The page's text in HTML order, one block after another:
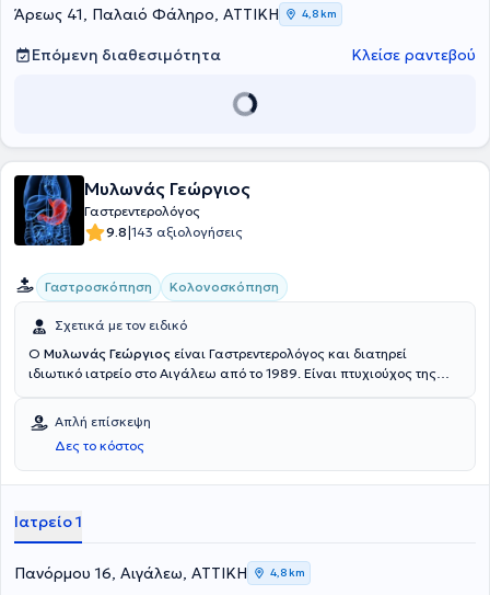
Άρεως 41, Παλαιό Φάληρο, ΑΤΤΙΚΗ
4,8 km
Επόμενη διαθεσιμότητα Κλείσε ραντεβού
Μυλωνάς Γεώργιος
Γαστρεντερολόγος
9.8|143 αξιολογήσεις
Γαστροσκόπηση Κολονοσκόπηση
Σχετικά με τον ειδικό
Ο Μυλωνάς Γεώργιος είναι Γαστρεντερολόγος και διατηρεί
ιδιωτικό ιατρείο στο Αιγάλεω από το 1989. Είναι πτυχιούχος της
Αθηνών. Έχει εργαστεί στο Τμήμα Γαστρεντερολογίας του 1ου
Νοσοκομείου ΙΚΑ (Παπαδημητρίου) και στο ίδιο τμήμα του Γενικού
Νοσοκομείου Αττικής "Σισμανόγλειο". Στο ιδιωτικό του ιατρείο
προσφέρει πλήθος υπηρεσιών με εμπειρία και γνώση και
μέλος της Ελληνικής Γαστρεντερολογικής Εταιρείας.
Απλή επίσκεψη
Δες το κόστος
Ιατρείο 1
Πανόρμου 16, Αιγάλεω, ΑΤΤΙΚΗ 4,8 km